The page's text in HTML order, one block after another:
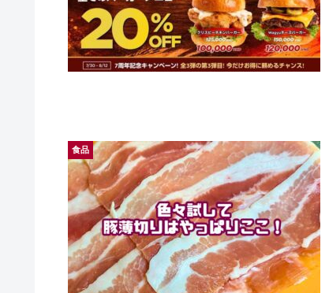
食品